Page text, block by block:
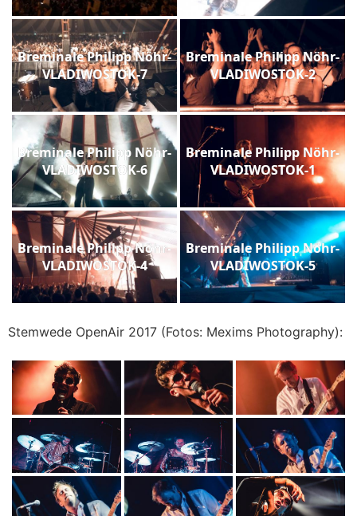
Breminale Philipp Nöhr-
VLADIWOSTOK-7
Breminale Philipp Nöhr-
VLADIWOSTOK-2
Breminale Philipp Nöhr-
VLADIWOSTOK-6
Breminale Philipp Nöhr-
VLADIWOSTOK-1
Breminale Philipp Nöhr-
VLADIWOSTOK-4
Breminale Philipp Nöhr-
VLADIWOSTOK-5
Stemwede OpenAir 2017 (Fotos: Mexims Photography):